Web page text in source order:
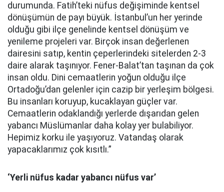
durumunda. Fatih’teki nüfus değişiminde kentsel
dönüşümün de payı büyük. İstanbul’un her yerinde
olduğu gibi ilçe genelinde kentsel dönüşüm ve
yenileme projeleri var. Birçok insan değerlenen
dairesini satıp, kentin çeperlerindeki sitelerden 2-3
daire alarak taşınıyor. Fener-Balat’tan taşınan da çok
insan oldu. Dini cemaatlerin yoğun olduğu ilçe
Ortadoğu’dan gelenler için cazip bir yerleşim bölgesi.
Bu insanları koruyup, kucaklayan güçler var.
Cemaatlerin odaklandığı yerlerde dışarıdan gelen
yabancı Müslümanlar daha kolay yer bulabiliyor.
Hepimiz korku ile yaşıyoruz. Vatandaş olarak
yapacaklarımız çok kısıtlı.”
‘Yerli nüfus kadar yabancı nüfus var’